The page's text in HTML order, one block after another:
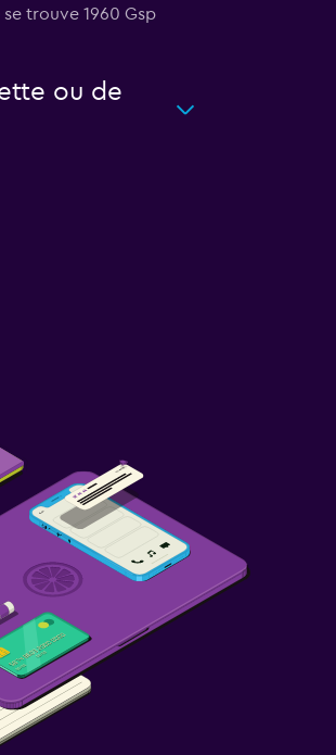
trouve 1960 Gsp
ou de